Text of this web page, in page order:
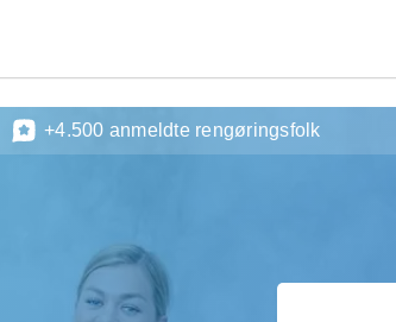
+4.500 anmeldte rengøringsfolk